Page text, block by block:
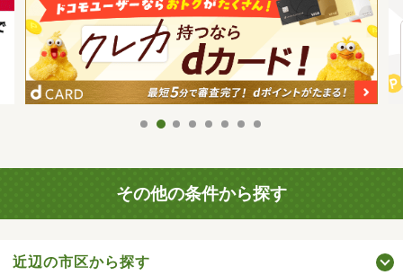
その他の条件から探す
近辺の市区から探す